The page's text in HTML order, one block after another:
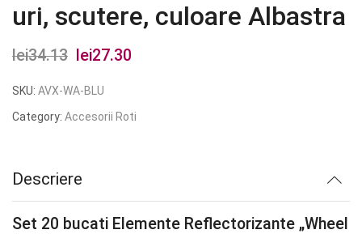
uri, scutere, culoare Albastra
lei34.13
Prețul
inițial
a
lei27.30
este:
SKU: AVX-WA-BLU
Category: Accesorii Roti
Descriere
Set 20 bucati Elemente Reflectorizante „Wheel